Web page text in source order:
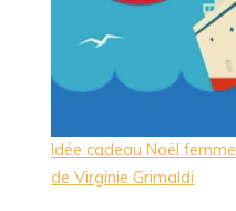
Idée cadeau Noël
de Virginie Grimaldi